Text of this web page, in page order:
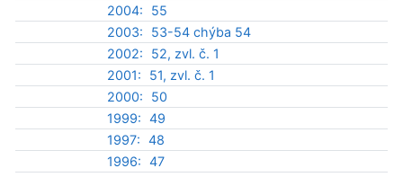
2004:
55
2003:
53-54 chýba 54
2002:
52, zvl. č. 1
2001:
51, zvl. č. 1
2000:
50
1999: 49
1997: 48
1996: 47